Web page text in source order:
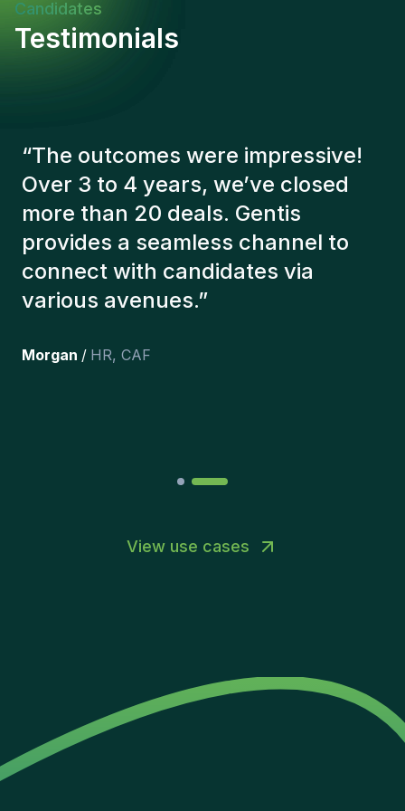
l'opportunité de contribuer directement à des
projets d'infrastructure majeurs tout en optimisant
Candidates
Testimonials
“The Gentis consultants have
always taken a number of factors
into account in order to present us
with the right candidates. The
people we've recruited are still
here, and personally I'm very
the team. ”
View use cases